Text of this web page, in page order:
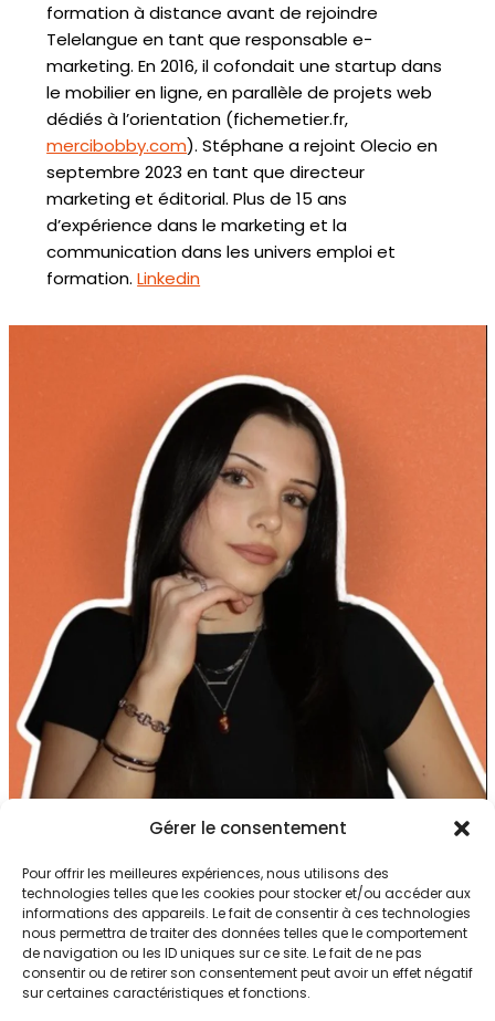
Gérer le consentement
Pour offrir les meilleures expériences, nous utilisons des
technologies telles que les cookies pour stocker et/ou accéder aux
informations des appareils. Le fait de consentir à ces technologies
nous permettra de traiter des données telles que le comportement
de navigation ou les ID uniques sur ce site. Le fait de ne pas
consentir ou de retirer son consentement peut avoir un effet négatif
sur certaines caractéristiques et fonctions.
formation à distance avant de rejoindre
Telelangue en tant que responsable e-
marketing. En 2016, il cofondait une startup dans
le mobilier en ligne, en parallèle de projets web
dédiés à l’orientation (fichemetier.fr,
mercibobby.com). Stéphane a rejoint Olecio en
septembre 2023 en tant que directeur
marketing et éditorial. Plus de 15 ans
d’expérience dans le marketing et la
communication dans les univers emploi et
formation.Linkedin
Chloé Le Puil
Après une expérience chez Favikon en gestion
de campagnes de communication et de
réseaux sociaux, Chloé a rejoint Olecio, en